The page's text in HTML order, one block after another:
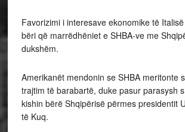
Favorizimi i interesave ekonomike të
bëri që marrëdhëniet e SHBA-ve me
dukshëm.
Amerikanët mendonin se SHBA meritonte
trajtim të barabartë, duke pasur parasysh
kishin bërë Shqipërisë përmes presidentit
të Kuq.